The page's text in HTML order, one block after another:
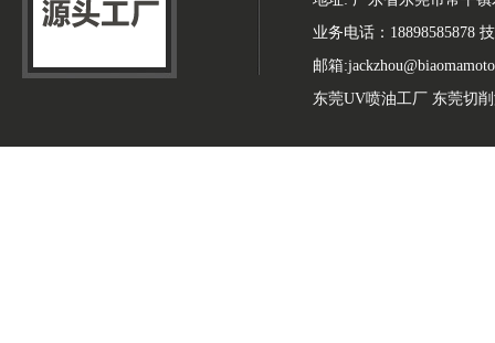
业务电话：18898585878
邮箱
东莞UV喷油工厂 东莞切